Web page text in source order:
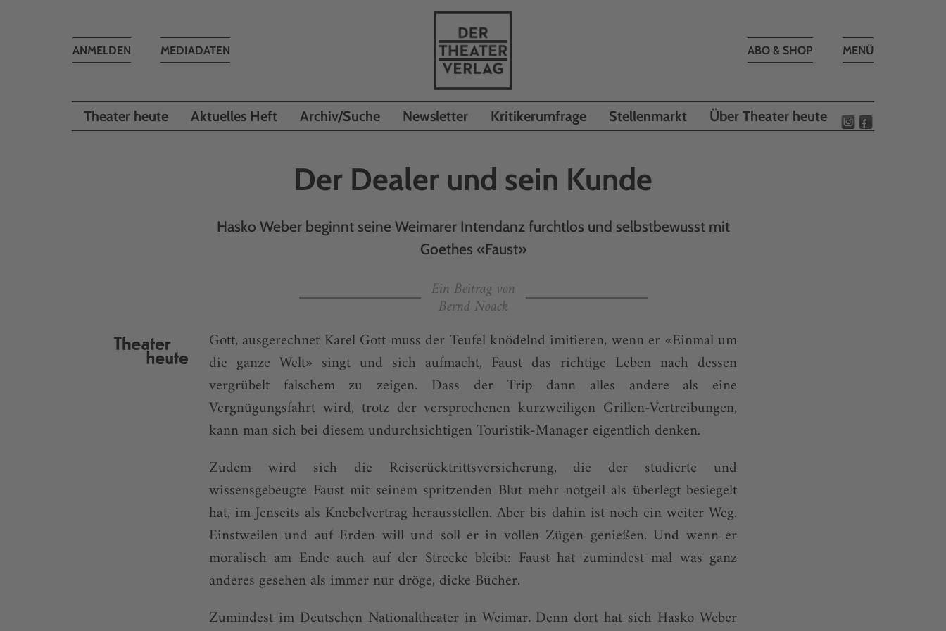
Toggle
MENÜ
ABO & SHOP
MEDIADATEN
Toggle
ANMELDEN
Theater heute Aktuelles Heft Archiv/Suche Newsletter Kritikerumfrage Stellenmarkt Über Theater heute
Der Dealer und sein Kunde
Hasko Weber beginnt seine Weimarer Intendanz furchtlos und selbstbewusst mit
Goethes «Faust»
Ein Beitrag von
Bernd Noack
Gott, ausgerechnet Karel Gott muss der Teufel knödelnd imitieren, wenn er «Einmal um
die ganze Welt» singt und sich aufmacht, Faust das richtige Leben nach dessen
vergrübelt falschem zu zeigen. Dass der Trip dann alles andere als eine
Vergnügungsfahrt wird, trotz der versprochenen kurzweiligen Grillen-Vertreibungen,
kann man sich bei diesem undurchsichtigen Touristik-Manager eigentlich denken.
Zudem wird sich die Reiserücktrittsversicherung, die der studierte und
wissensgebeugte Faust mit seinem spritzenden Blut mehr notgeil als überlegt besiegelt
hat, im Jenseits als Knebelvertrag herausstellen. Aber bis dahin ist noch ein weiter Weg.
Einstweilen und auf Erden will und soll er in vollen Zügen genießen. Und wenn er
moralisch am Ende auch auf der Strecke bleibt: Faust hat zumindest mal was ganz
anderes gesehen als immer nur dröge, dicke Bücher.
Zumindest im Deutschen Nationaltheater in Weimar. Denn dort hat sich Hasko Weber